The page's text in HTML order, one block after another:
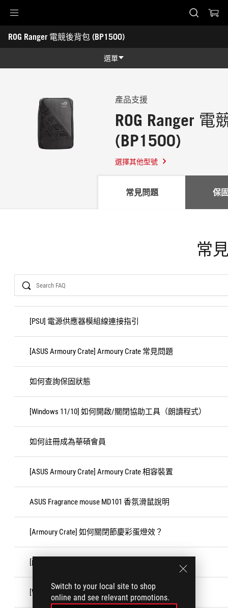
Switch to your local site to shop
online and see relevant promotions.
Accessibility links
Skip to content
Accessibility Help
Skip to Menu
ASUS 頁尾
ROG Ranger 電競後背包 (BP1500)
-
選單
功能特色
技術規格
產品圖照
產品支援
ROG Ranger 電
(BP1500)
選擇其他型號
常見問題 保
常
Search
[PSU] 電源供應器模組線連接指引
[ASUS Armoury Crate] Armoury Crate 常見問題
如何查詢保固狀態
[Windows 11/10] 如何開啟/關閉協助工具（朗讀程式）
如何註冊成為華碩會員
[ASUS Armoury Crate] Armoury Crate 相容裝置
ASUS Fragrance mouse MD101 香氛滑鼠說明
[Armoury Crate] 如何關閉節慶彩蛋燈效？
[配件類] 客戶導致損壞(CID)說明
[Windows 11/10]「Game Bar」功能